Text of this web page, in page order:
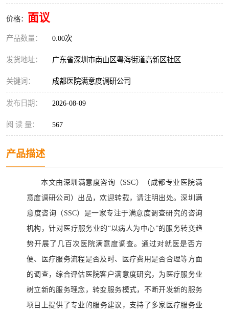
价格： 面议
产品数量： 0.00次
发货地址： 广东省深圳市南山区粤海街道高新区社区
关键词： 成都医院满意度调研公司
发布日期： 2026-08-09
阅 读 量： 567
产品描述
本文由深圳满意度咨询（SSC） （ 成都专业医院满
意度调研公司 ） 出品，欢迎转载，请注明出处。深圳满
意度咨询（ SSC）是一家专注于满意度调查研究的咨询
机构 ，针对医疗服务业的“以病人为中心”的服务转变趋
势开展了几百次医院满意度调查。通过对就医是否方
便、医疗服务流程是否及时、医疗费用是否合理等方面
的调查，综合评估医院客户满意度研究，为医疗服务业
树立新的服务理念，转变服务模式，不断开发新的服务
项目上提供了专业 的服务建议 ，支持 了多家医疗服务业